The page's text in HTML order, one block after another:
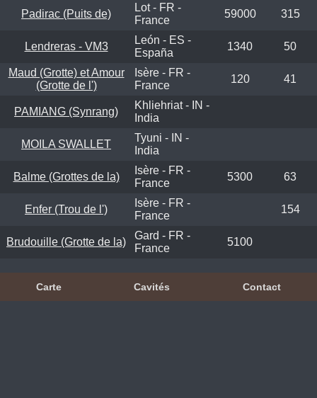
Padirac (Puits de)
Lot - FR -
France
59000 315
Lendreras - VM3
León - ES -
España
1340 50
Maud (Grotte) et Amour
(Grotte de l')
Isère - FR -
France
120 41
PAMIANG (Synrang)
Khliehriat - IN -
India
MOILA SWALLET
Tyuni - IN -
India
Balme (Grottes de la)
Isère - FR -
France
5300 63
Enfer (Trou de l')
Isère - FR -
France
154
Brudouille (Grotte de la)
Gard - FR -
France
5100
Carte Cavités Contact